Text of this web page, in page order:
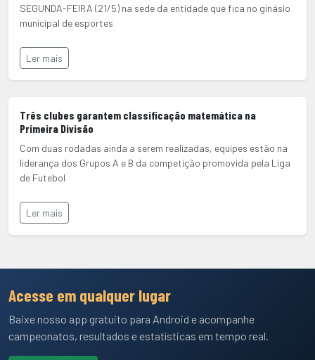
SEGUNDA-FEIRA (21/5) na sede da entidade que fica no ginásio
municipal de esportes
Ler mais
Três clubes garantem classificação matemática na
Primeira Divisão
Com duas rodadas ainda a serem realizadas, equipes estão na
liderança dos Grupos A e B da competição promovida pela Liga
de Futebol
Ler mais
Acesse em qualquer lugar
Baixe nosso app gratuito para Android e acompanhe
campeonatos, resultados e estatísticas em tempo real.